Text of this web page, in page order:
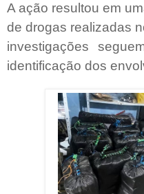
A ação resultou em
de drogas realizadas
investigações
identificação dos